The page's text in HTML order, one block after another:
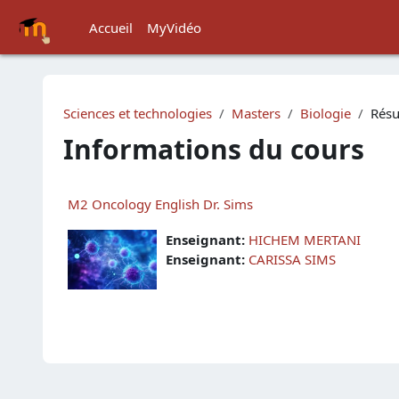
Accueil
MyVidéo
Sciences et technologies Masters Biologie
Informations du cours
M2 Oncology English Dr. Sims
Enseignant: HICHEM MERTANI
Enseignant: CARISSA SIMS